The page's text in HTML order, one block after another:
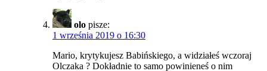
olo pisze:
1 września 2019 o 16:30
Mario, krytykujesz Babińskiego, a widziałeś wczoraj
Olczaka ? Dokładnie to samo powinieneś o nim